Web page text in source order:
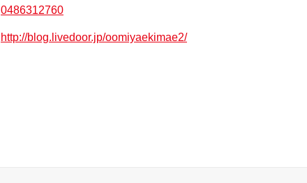
0486312760
http://blog.livedoor.jp/oomiyaekimae2/